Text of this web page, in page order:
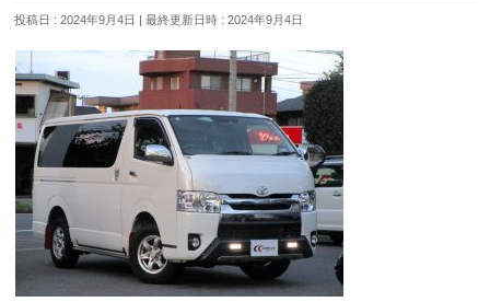
投稿日 : 2024年9月4日 最終更新日時 : 2024年9月4日